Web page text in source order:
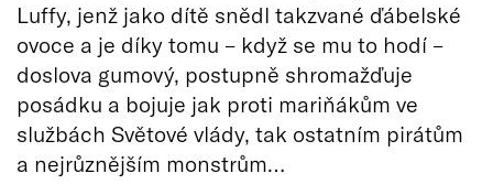
Luffy, jenž jako dítě snědl takzvané ďábelské
ovoce a je díky tomu – když se mu to hodí –
doslova gumový, postupně shromažďuje
posádku a bojuje jak proti mariňákům ve
službách Světové vlády, tak ostatním pirátům
a nejrůznějším monstrům…